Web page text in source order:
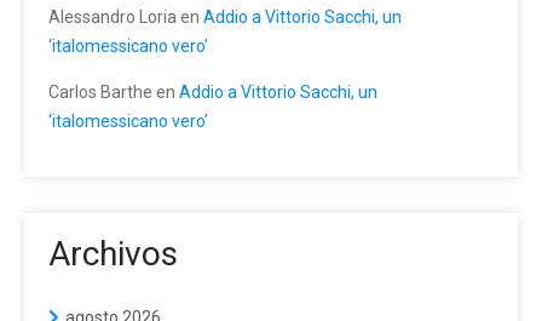
Alessandro Loria en Addio a Vittorio Sacchi, un
‘italomessicano vero’
Carlos Barthe en Addio a Vittorio Sacchi, un
‘italomessicano vero’
Archivos
agosto 2026